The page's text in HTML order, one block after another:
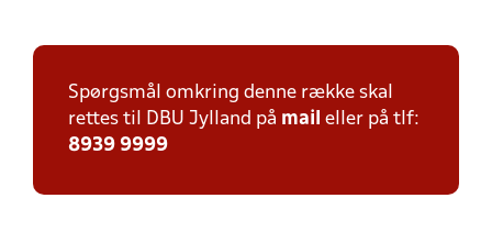
Spørgsmål omkring denne række skal
rettes til DBU Jylland på mail eller på tlf:
8939 9999